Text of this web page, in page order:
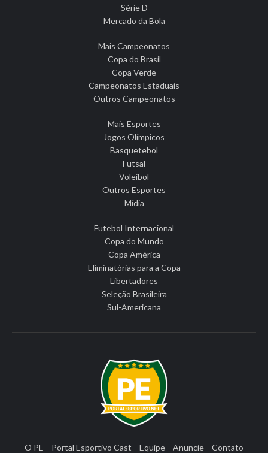
Série D
Mercado da Bola
Mais Campeonatos
Copa do Brasil
Copa Verde
Campeonatos Estaduais
Outros Campeonatos
Mais Esportes
Jogos Olímpicos
Basquetebol
Futsal
Voleibol
Outros Esportes
Mídia
Futebol Internacional
Copa do Mundo
Copa América
Eliminatórias para a Copa
Libertadores
Seleção Brasileira
Sul-Americana
O PE Portal Esportivo Cast Equipe Anuncie Contato